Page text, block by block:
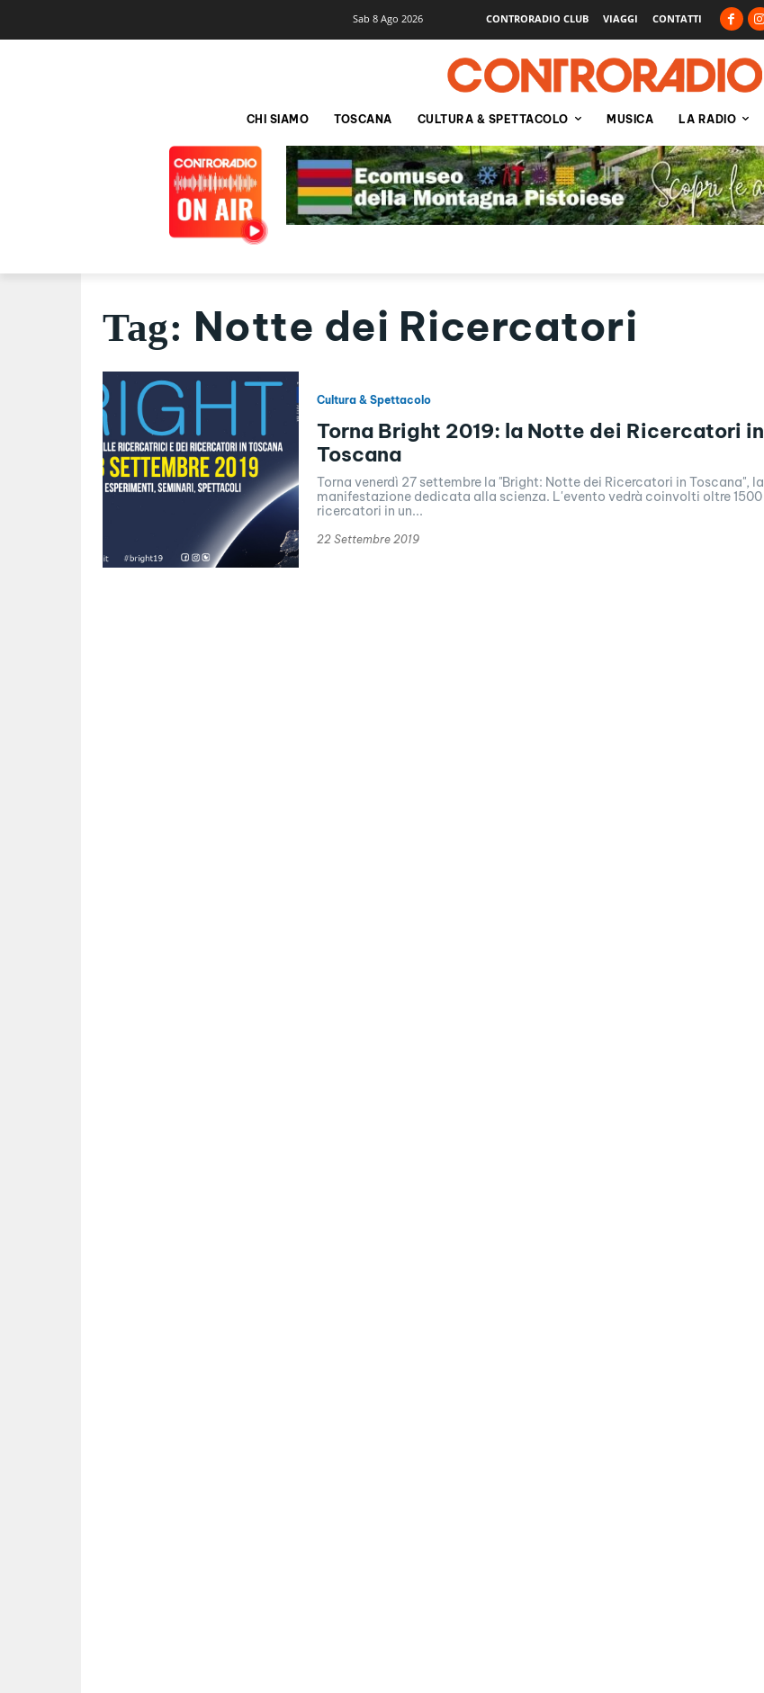
Sab 8 Ago 2026 CONTRORADIO CLUB VIAGGI CONTATTI
CHI SIAMO TOSCANA CULTURA & SPETTACOLO MUSICA LA RADIO
Tag: Notte dei Ricercatori
Cultura & Spettacolo
Torna Bright 2019: la Notte dei Ricercatori in
Toscana
Torna venerdì 27 settembre la "Bright: Notte dei Ricercatori in Toscana", la
manifestazione dedicata alla scienza. L'evento vedrà coinvolti oltre 1500
ricercatori in un...
22 Settembre 2019